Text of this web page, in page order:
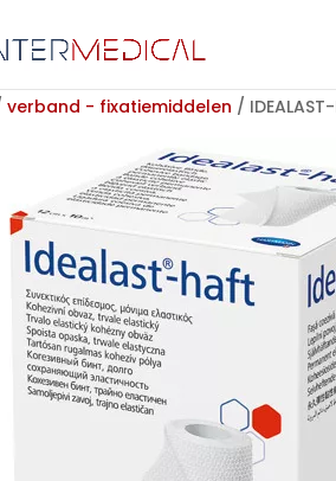
verband - fixatiemiddelen /